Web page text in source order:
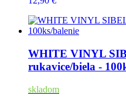
WHITE VINYL
rukavice/biela -
skladom